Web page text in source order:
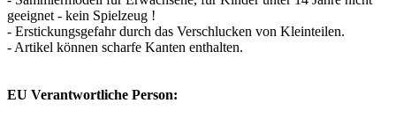
geeignet - kein Spielzeug !
- Erstickungsgefahr durch das Verschlucken von Kleinteilen.
- Artikel können scharfe Kanten enthalten.
EU Verantwortliche Person: